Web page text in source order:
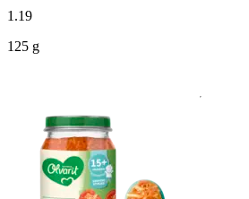
1 .19
125 g